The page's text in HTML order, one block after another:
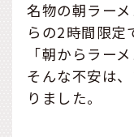
名物の朝ラー
らの2時間限定
「朝からラー
そんな不安は
りました。